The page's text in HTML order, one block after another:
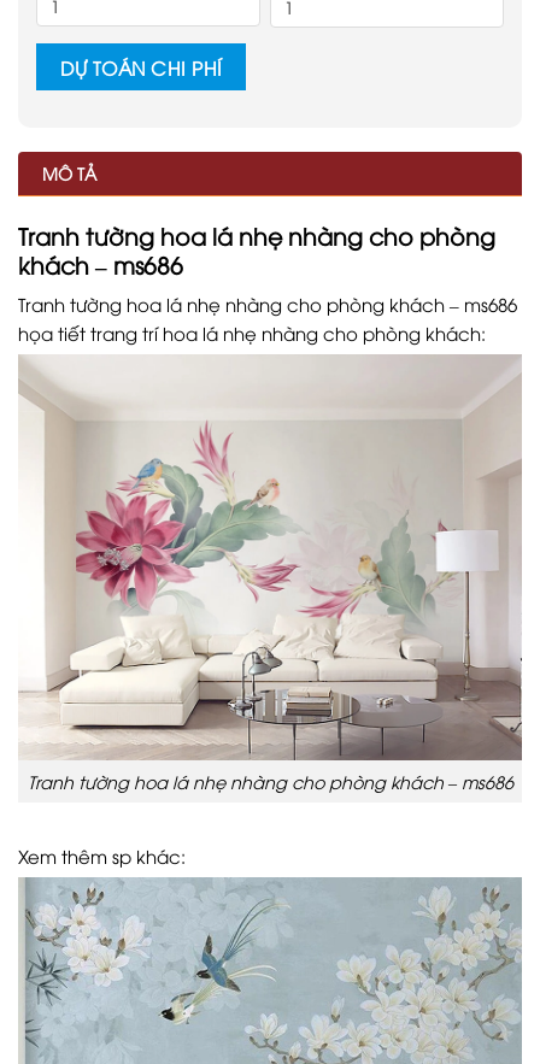
DỰ TOÁN CHI PHÍ
MÔ TẢ
Tranh tường hoa lá nhẹ nhàng cho phòng
khách – ms686
Tranh tường hoa lá nhẹ nhàng cho phòng khách – ms686
họa tiết trang trí hoa lá nhẹ nhàng cho phòng khách:
Tranh tường hoa lá nhẹ nhàng cho phòng khách – ms686
Xem thêm sp khác: